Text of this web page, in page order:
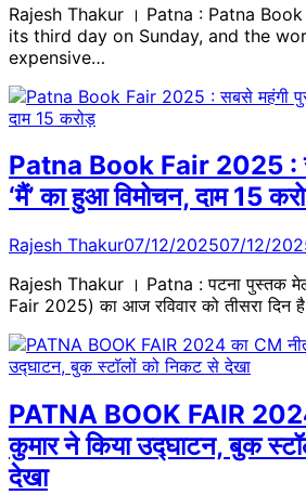
Rajesh Thakur । Patna : Patna
its third day on Sunday, and the
expensive…
Patna Book Fair 2025 :
‘मैं’ का हुआ विमोचन, दाम 15
Rajesh Thakur07/12/202507/12/
Rajesh Thakur । Patna : पटना पुस्तक
Fair 2025) का आज रविवार को तीसरा दिन
PATNA BOOK FAIR
कुमार ने किया उद्घाटन, बुक
देखा